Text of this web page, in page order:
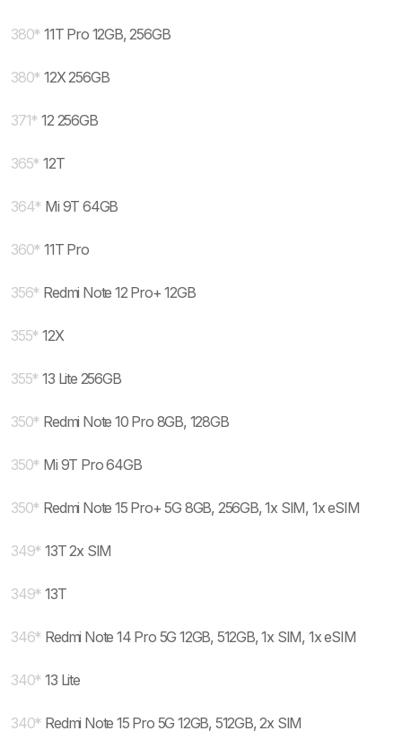
380* 11T Pro 12GB, 256GB
380* 12X 256GB
371* 12 256GB
365* 12T
364* Mi 9T 64GB
360* 11T Pro
356* Redmi Note 12 Pro+ 12GB
355* 12X
355* 13 Lite 256GB
350* Redmi Note 10 Pro 8GB, 128GB
350* Mi 9T Pro 64GB
350* Redmi Note 15 Pro+ 5G 8GB, 256GB, 1x SIM, 1x eSIM
349* 13T 2x SIM
349* 13T
346* Redmi Note 14 Pro 5G 12GB, 512GB, 1x SIM, 1x eSIM
340* 13 Lite
340* Redmi Note 15 Pro 5G 12GB, 512GB, 2x SIM